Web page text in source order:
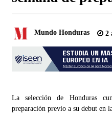
Mundo Honduras 2
La selección de Honduras
preparación previo a su debut en